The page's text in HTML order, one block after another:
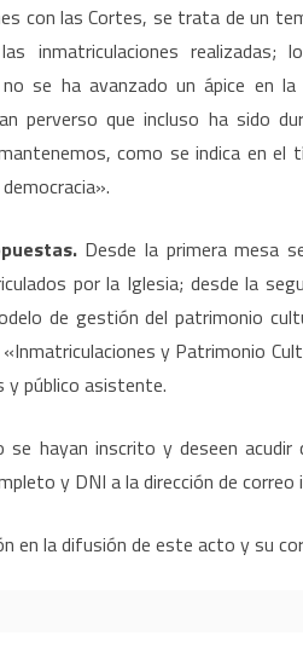
con las Cortes, se trata de un
inmatriculaciones realizadas;
se ha avanzado un ápice en
perverso que incluso ha sido
como se indica en
Desde la primera mesa
por la Iglesia; desde la
de gestión del patrimonio
y Patrimonio
público asistente.
se hayan inscrito y deseen
y DNI a la dirección de correo
en la difusión de este acto y su